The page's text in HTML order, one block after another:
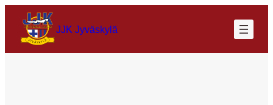
JJK Jyväskylä